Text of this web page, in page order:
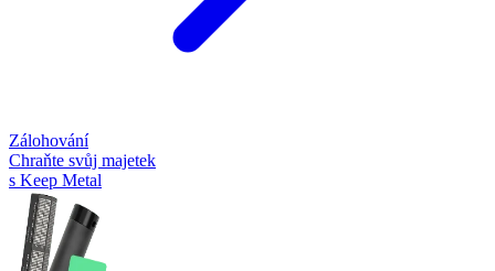
Zálohování
Chraňte svůj majetek
s Keep Metal